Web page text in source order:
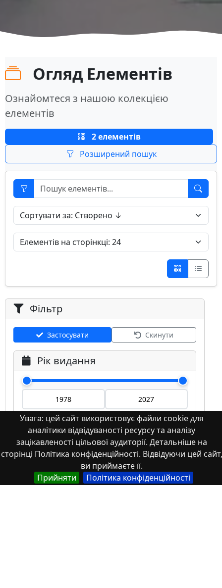
Увага: цей сайт використовує файли cookie для
аналітики відвідуваності ресурсу та аналізу
зацікавленості цільової аудиторії. Детальніше на
сторінці Політика конфіденційності. Відвідуючи цей сайт,
ви приймаєте її.
Прийняти
Політика конфіденційності
Огляд Елементів
Ознайомтеся з нашою колекцією
елементів
2 елементів
Розширений пошук
Фільтр
Застосувати Скинути
Рік видання
Мова
Німецька
Англійська
Англійська (США)